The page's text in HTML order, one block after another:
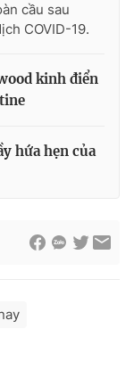
cầu sau
COVID-19.
kinh điển
hứa hẹn của